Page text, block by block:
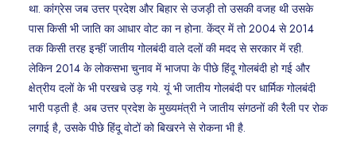
था. कांग्रेस जब उत्तर प्रदेश और बिहार से उजड़ी तो उसकी वजह थी उसके
पास किसी भी जाति का आधार वोट का न होना. केंद्र में तो 2004 से 2014
तक किसी तरह इन्हीं जातीय गोलबंदी वाले दलों की मदद से सरकार में रही.
लेकिन 2014 के लोकसभा चुनाव में भाजपा के पीछे हिंदू गोलबंदी हो गई और
क्षेत्रीय दलों के भी परखचे उड़ गये. यूं भी जातीय गोलबंदी पर धार्मिक गोलबंदी
भारी पड़ती है. अब उत्तर प्रदेश के मुख्यमंत्री ने जातीय संगठनों की रैली पर रोक
लगाई है, उसके पीछे हिंदू वोटों को बिखरने से रोकना भी है.